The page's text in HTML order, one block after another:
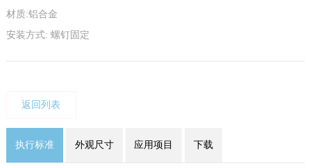
材质:铝合金
安装方式: 螺钉固定
返回列表
执行标准 外观尺寸 应用项目 下载